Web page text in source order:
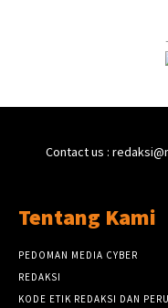
Contact us :
Tentang Kami
PEDOMAN MEDIA CYBER
REDAKSI
KODE ETIK REDAKSI DAN